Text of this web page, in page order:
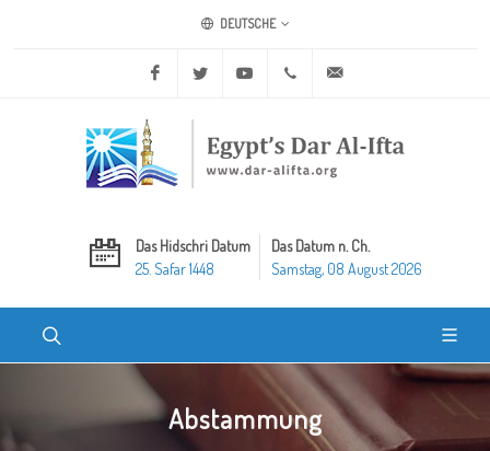
DEUTSCHE
Facebook Twitter Youtube +20 2 25970400
Das Hidschri Datum
25. Safar 1448
Das Datum n. Ch.
Samstag, 08 August 2026
Abstammung